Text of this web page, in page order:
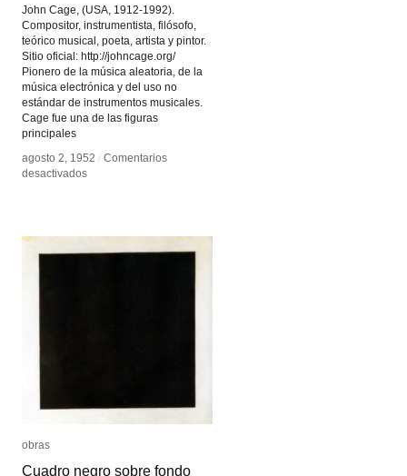
John Cage, (USA, 1912-1992).
Compositor, instrumentista, filósofo,
teórico musical, poeta, artista y pintor.
Sitio oficial: http://johncage.org/
Pionero de la música aleatoria, de la
música electrónica y del uso no
estándar de instrumentos musicales.
Cage fue una de las figuras
principales
agosto 2, 1952 / Comentarios
desactivadosen
agosto 2, 1952 / Comentarios
desactivadosen
obras
Cuadro negro sobre fondo
obras
Cuadro negro sobre fondo